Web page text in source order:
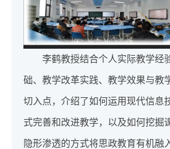
李鹤教授结合个人实际教学经
础、教学改革实践、教学效果与教
切入点，介绍了如何运用现代信息
式完善和改进教学，以及如何挖掘
隐形渗透的方式将思政教育有机融